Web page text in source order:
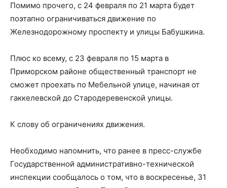
Помимо прочего, с 24 февраля по 21 марта будет
поэтапно ограничиваться движение по
Железнодорожному проспекту и улицы Бабушкина.
Плюс ко всему, с 23 февраля по 15 марта в
Приморском районе общественный транспорт не
сможет проехать по Мебельной улице, начиная от
гаккелевской до Стародеревенской улицы.
К слову об ограничениях движения.
Необходимо напомнить, что ранее в пресс-службе
Государственной административно-технической
инспекции сообщалось о том, что в воскресенье, 31